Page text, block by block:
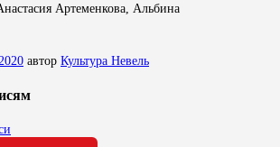
Артеменкова, Альбина
автор Культура Невель